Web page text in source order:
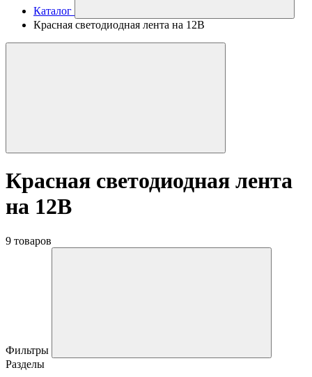
Каталог
Красная светодиодная лента на 12В
Красная светодиодная лента
на 12В
9 товаров
Фильтры
Разделы